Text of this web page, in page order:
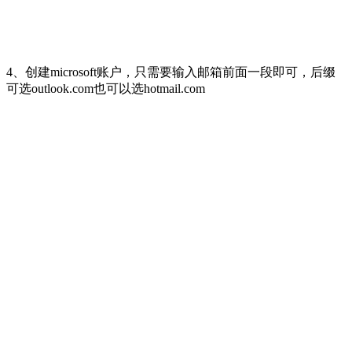
4、创建microsoft账户，只需要输入邮箱前面一段即可，后缀
可选outlook.com也可以选hotmail.com